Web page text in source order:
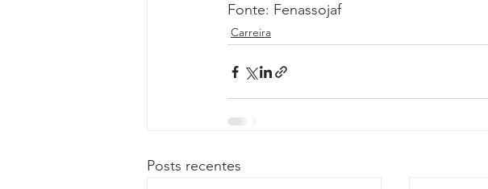
Fonte: Fenassojaf
Carreira
Posts recentes